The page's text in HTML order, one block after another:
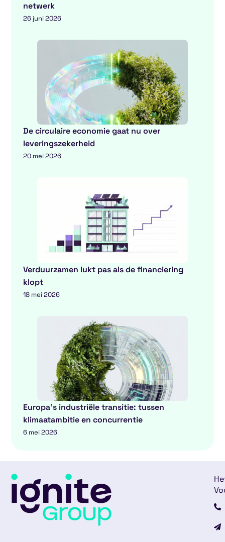
netwerk
26 juni 2026
De circulaire economie gaat nu over
leveringszekerheid
20 mei 2026
Verduurzamen lukt pas als de financiering
klopt
18 mei 2026
Europa’s industriële transitie: tussen
klimaatambitie en concurrentie
6 mei 2026